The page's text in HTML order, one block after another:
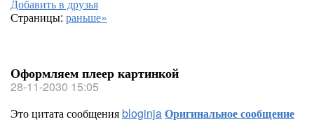
Добавить в друзья
Страницы: раньше»
Оформляем плеер картинкой
28-11-2030 15:05
Это цитата сообщенияbloginjaОригинальное сообщение